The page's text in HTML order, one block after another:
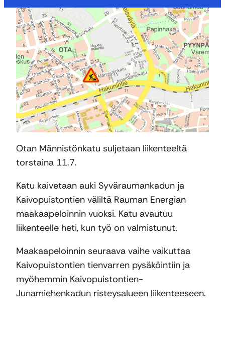
Otan Männistönkatu suljetaan liikenteeltä
torstaina 11.7.
Katu kaivetaan auki Syväraumankadun ja
Kaivopuistontien väliltä Rauman Energian
maakaapeloinnin vuoksi. Katu avautuu
liikenteelle heti, kun työ on valmistunut.
Maakaapeloinnin seuraava vaihe vaikuttaa
Kaivopuistontien tienvarren pysäköintiin ja
myöhemmin Kaivopuistontien-
Junamiehenkadun risteysalueen liikenteeseen.